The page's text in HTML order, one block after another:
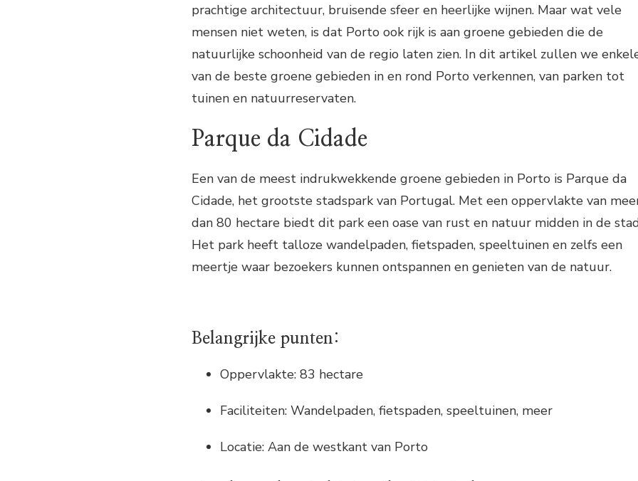
prachtige architectuur, bruisende sfeer en heerlijke wijnen. Maar wat vele
mensen niet weten, is dat Porto ook rijk is aan groene gebieden die de
natuurlijke schoonheid van de regio laten zien. In dit artikel zullen we
van de beste groene gebieden in en rond Porto verkennen, van parken tot
tuinen en natuurreservaten.
Parque da Cidade
Een van de meest indrukwekkende groene gebieden in Porto is Parque da
Cidade, het grootste stadspark van Portugal. Met een oppervlakte van
dan 80 hectare biedt dit park een oase van rust en natuur midden in de
Het park heeft talloze wandelpaden, fietspaden, speeltuinen en zelfs een
meertje waar bezoekers kunnen ontspannen en genieten van de natuur.
Belangrijke punten:
Oppervlakte: 83 hectare
Faciliteiten: Wandelpaden, fietspaden, speeltuinen, meer
Locatie: Aan de westkant van Porto